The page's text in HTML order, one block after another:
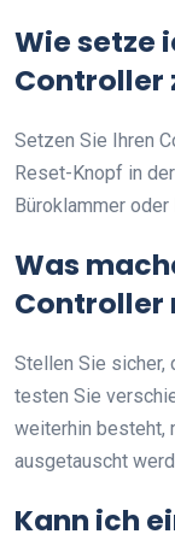
Wie setze
Controller
Setzen Sie Ihren
Reset-Knopf in
Büroklammer oder
Was
Controller
Stellen Sie sicher,
testen Sie
weiterhin besteht,
ausgetauscht
Kann ich